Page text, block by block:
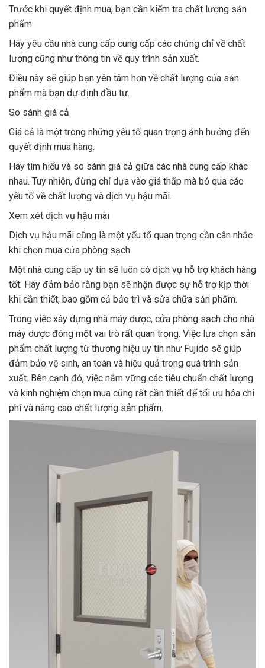
Trước khi quyết định mua, bạn cần kiểm tra chất lượng sản
phẩm.
Hãy yêu cầu nhà cung cấp cung cấp các chứng chỉ về chất
lượng cũng như thông tin về quy trình sản xuất.
Điều này sẽ giúp bạn yên tâm hơn về chất lượng của sản
phẩm mà bạn dự định đầu tư.
So sánh giá cả
Giá cả là một trong những yếu tố quan trọng ảnh hưởng đến
quyết định mua hàng.
Hãy tìm hiểu và so sánh giá cả giữa các nhà cung cấp khác
nhau. Tuy nhiên, đừng chỉ dựa vào giá thấp mà bỏ qua các
yếu tố về chất lượng và dịch vụ hậu mãi.
Xem xét dịch vụ hậu mãi
Dịch vụ hậu mãi cũng là một yếu tố quan trọng cần cân nhắc
khi chọn mua cửa phòng sạch.
Một nhà cung cấp uy tín sẽ luôn có dịch vụ hỗ trợ khách hàng
tốt. Hãy đảm bảo rằng bạn sẽ nhận được sự hỗ trợ kịp thời
khi cần thiết, bao gồm cả bảo trì và sửa chữa sản phẩm.
Trong việc xây dựng nhà máy dược, cửa phòng sạch cho nhà
máy dược đóng một vai trò rất quan trọng. Việc lựa chọn sản
phẩm chất lượng từ thương hiệu uy tín như Fujido sẽ giúp
đảm bảo vệ sinh, an toàn và hiệu quả trong quá trình sản
xuất. Bên cạnh đó, việc nắm vững các tiêu chuẩn chất lượng
và kinh nghiệm chọn mua cũng rất cần thiết để tối ưu hóa chi
phí và nâng cao chất lượng sản phẩm.